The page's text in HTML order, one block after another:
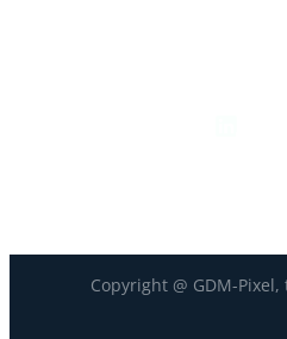
Copyright @ GDM-